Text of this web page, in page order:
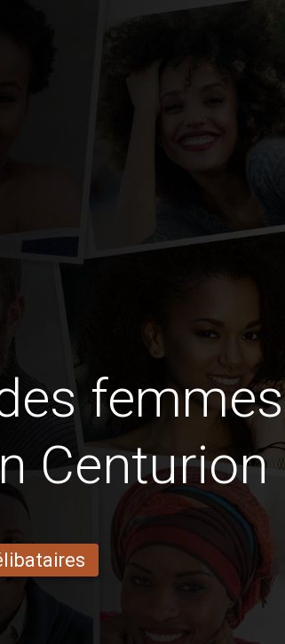
femmes
Centurion